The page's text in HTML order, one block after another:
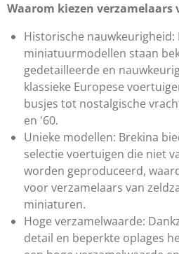
Waarom kiezen verzamelaars
Historische nauwkeurigheid:
miniatuurmodellen staan
gedetailleerde en
klassieke Europese
busjes tot nostalgische
en '60.
Unieke modellen: Brekina
selectie voertuigen die niet
worden geproduceerd,
voor verzamelaars van
miniaturen.
Hoge verzamelwaarde:
detail en beperkte oplages